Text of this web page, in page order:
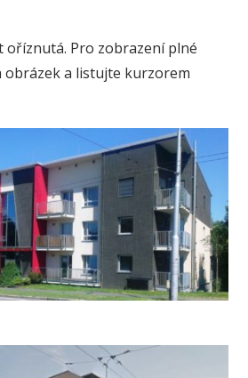
oříznutá. Pro zobrazení plné
a listujte kurzorem